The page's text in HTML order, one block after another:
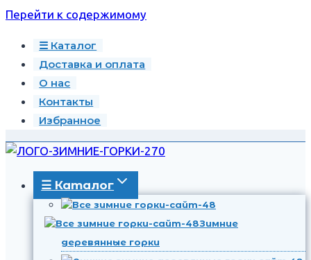
Перейти к содержимому
☰ Каталог
Доставка и оплата
О нас
Контакты
Избранное
☰ Каталог
Зимние
деревянные горки